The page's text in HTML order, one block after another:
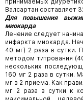
Валсартан составляет
Для повышения
миокарда
Лечение следует
инфаркта миокарда.
40 мг) 2 раза в сутки.
методом титрования
нескольких
160 мг 2 раза в сутки.
мг в 2 приема. Как
мг 2 раза в сутки к